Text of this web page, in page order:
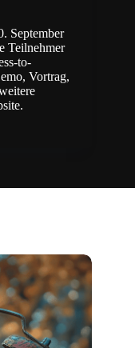
September
Teilnehmer
to-
Vortrag,
.